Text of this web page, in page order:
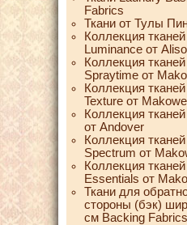
Fabrics
Ткани от Тулы
Коллекция
Luminance от
Коллекция тканей
Spraytime от
Коллекция
Texture от
Коллекция
от Andover
Коллекция тканей
Spectrum от
Коллекция тканей
Essentials от
Ткани для
стороны (бэк)
см Backing